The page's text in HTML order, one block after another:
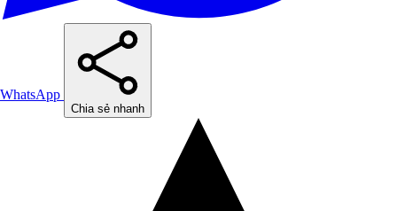
WhatsApp
Chia sẻ nhanh